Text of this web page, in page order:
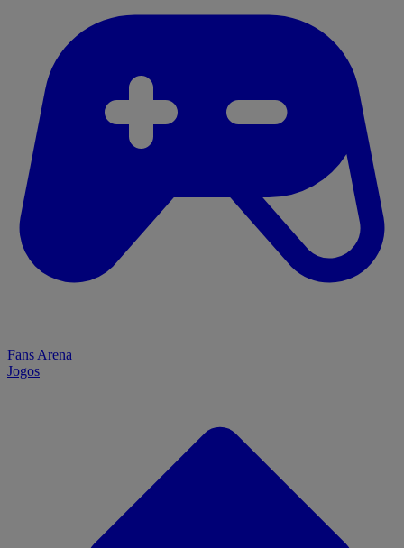
Fans Arena
Jogos